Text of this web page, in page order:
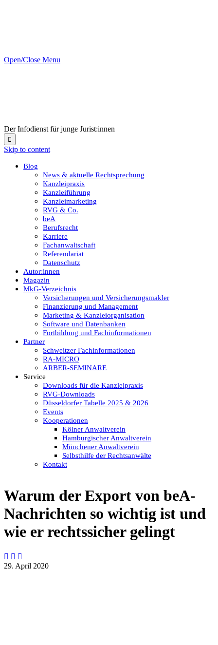
Open/Close Menu
Der Infodienst für junge Jurist:innen

Skip to content
Blog
News & aktuelle Rechtsprechung
Kanzleipraxis
Kanzleiführung
Kanzleimarketing
RVG & Co.
beA
Berufsrecht
Karriere
Fachanwaltschaft
Referendariat
Datenschutz
Autor:innen
Magazin
MkG-Verzeichnis
Versicherungen und Versicherungsmakler
Finanzierung und Management
Marketing & Kanzleiorganisation
Software und Datenbanken
Fortbildung und Fachinformationen
Partner
Schweitzer Fachinformationen
RA-MICRO
ARBER-SEMINARE
Service
Downloads für die Kanzleipraxis
RVG-Downloads
Düsseldorfer Tabelle 2025 & 2026
Events
Kooperationen
Kölner Anwaltverein
Hamburgischer Anwaltverein
Münchener Anwaltverein
Selbsthilfe der Rechtsanwälte
Kontakt
Warum der Export von beA-
Nachrichten so wichtig ist und
wie er rechtssicher gelingt
  
29. April 2020